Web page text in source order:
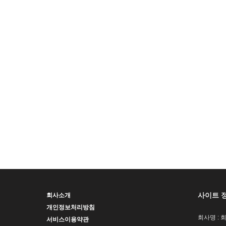
회사소개
개인정보처리방침
서비스이용약관
사이트
회사명 :